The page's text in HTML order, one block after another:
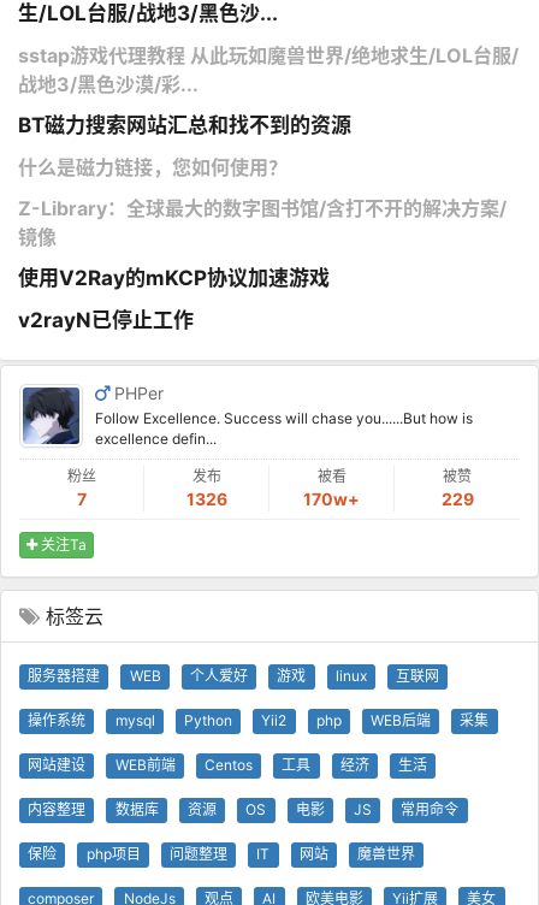
生/LOL台服/战地3/黑色沙...
sstap游戏代理教程 从此玩如魔兽世界/绝地求生/LOL台服/
战地3/黑色沙漠/彩...
BT磁力搜索网站汇总和找不到的资源
什么是磁力链接，您如何使用？
Z-Library：全球最大的数字图书馆/含打不开的解决方案/
镜像
使用V2Ray的mKCP协议加速游戏
v2rayN已停止工作
PHPer
Follow Excellence. Success will chase you......But how is
excellence defin...
粉丝
7
发布
1326
被看
170w+
被赞
229
关注Ta
标签云
服务器搭建 WEB 个人爱好 游戏 linux 互联网
操作系统 mysql Python Yii2 php WEB后端 采集
网站建设 WEB前端 Centos 工具 经济 生活
内容整理 数据库 资源 OS 电影 JS 常用命令
保险 php项目 问题整理 IT 网站 魔兽世界
composer NodeJs 观点 AI 欧美电影 Yii扩展 美女